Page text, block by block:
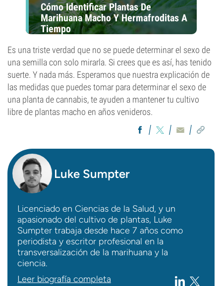
Cómo Identificar Plantas De
Marihuana Macho Y Hermafroditas A
Tiempo
Es una triste verdad que no se puede determinar el sexo de
una semilla con solo mirarla. Si crees que es así, has tenido
suerte. Y nada más. Esperamos que nuestra explicación de
las medidas que puedes tomar para determinar el sexo de
una planta de cannabis, te ayuden a mantener tu cultivo
libre de plantas macho en años venideros.
Luke Sumpter
Licenciado en Ciencias de la Salud, y un
apasionado del cultivo de plantas, Luke
Sumpter trabaja desde hace 7 años como
periodista y escritor profesional en la
transversalización de la marihuana y la
ciencia.
Leer biografía completa